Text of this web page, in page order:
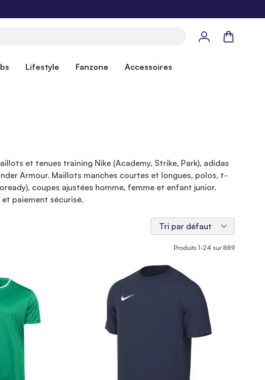
Panier
Lifestyle Fanzone Accessoires
et tenues training Nike (Academy, Strike, Park), adidas
Armour. Maillots manches courtes et longues, polos, t-
coupes ajustées homme, femme et enfant junior.
paiement sécurisé.
Produits 1-24 sur889